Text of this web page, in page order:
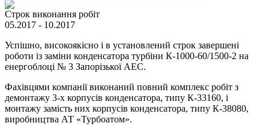
Строк виконання робіт
05.2017 - 10.2017
Успішно, високоякісно і в установлений строк завершені
роботи із заміни конденсатора турбіни К-1000-60/1500-2 на
енергоблоці № 3 Запорізької АЕС.
Фахівцями компанії виконаний повний комплекс робіт з
демонтажу 3-х корпусів конденсатора, типу К-33160, і
монтажу замість них корпусів конденсатора, типу К-38080,
виробництва АТ «Турбоатом».